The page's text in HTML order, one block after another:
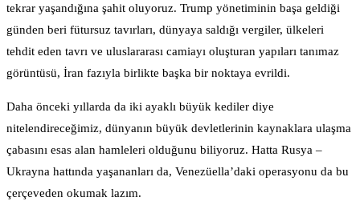
tekrar yaşandığına şahit oluyoruz. Trump yönetiminin başa geldiği
günden beri fütursuz tavırları, dünyaya saldığı vergiler, ülkeleri
tehdit eden tavrı ve uluslararası camiayı oluşturan yapıları tanımaz
görüntüsü, İran fazıyla birlikte başka bir noktaya evrildi.
Daha önceki yıllarda da iki ayaklı büyük kediler diye
nitelendireceğimiz, dünyanın büyük devletlerinin kaynaklara ulaşma
çabasını esas alan hamleleri olduğunu biliyoruz. Hatta Rusya –
Ukrayna hattında yaşananları da, Venezüella’daki operasyonu da bu
çerçeveden okumak lazım.